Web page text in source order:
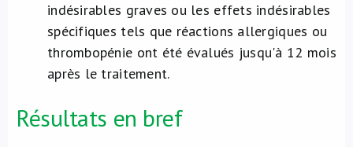
indésirables graves ou les effets indésirables
spécifiques tels que réactions allergiques ou
thrombopénie ont été évalués jusqu'à 12 mois
après le traitement.
Résultats en bref